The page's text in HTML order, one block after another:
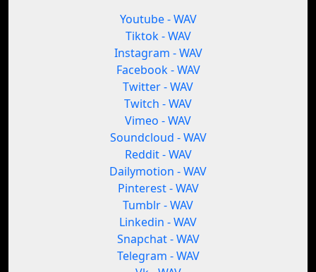
Youtube - WAV
Tiktok - WAV
Instagram - WAV
Facebook - WAV
Twitter - WAV
Twitch - WAV
Vimeo - WAV
Soundcloud - WAV
Reddit - WAV
Dailymotion - WAV
Pinterest - WAV
Tumblr - WAV
Linkedin - WAV
Snapchat - WAV
Telegram - WAV